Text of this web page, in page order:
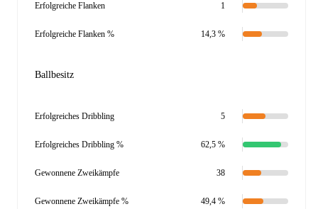
Erfolgreiche Flanken 1
Erfolgreiche Flanken % 14,3 %
Ballbesitz
Erfolgreiches Dribbling 5
Erfolgreiches Dribbling % 62,5 %
Gewonnene Zweikämpfe 38
Gewonnene Zweikämpfe % 49,4 %